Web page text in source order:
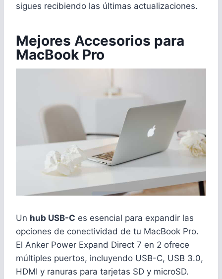
sigues recibiendo las últimas actualizaciones.
Mejores Accesorios para
MacBook Pro
Un hub USB-C es esencial para expandir las
opciones de conectividad de tu MacBook Pro.
El Anker Power Expand Direct 7 en 2 ofrece
múltiples puertos, incluyendo USB-C, USB 3.0,
HDMI y ranuras para tarjetas SD y microSD.